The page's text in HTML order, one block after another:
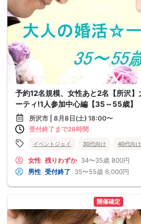
予約12名規模、女性あと2名【所沢
ーティ!1人参加中心編【35～55歳】
所沢市 | 8月8日(土) 18:00〜
受付終了まで28時間
イベントジェイ 30代向け 40代向け
女性 残りわずか 34〜35歳 800円
男性 受付終了 35〜55歳 6,000円
開催確定